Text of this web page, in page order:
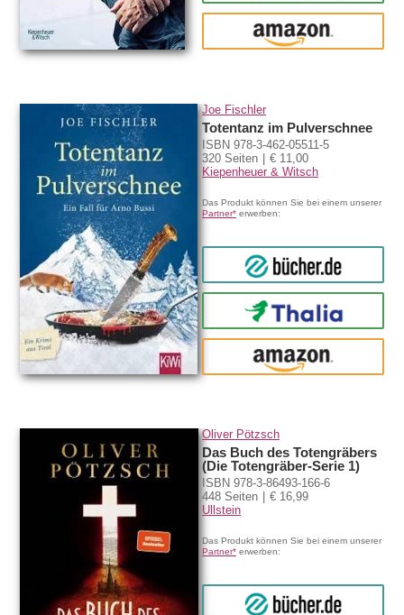
amazon
Joe Fischler
Totentanz im Pulverschnee
ISBN 978-3-462-05511-5
320 Seiten
€ 11,00
Kiepenheuer & Witsch
Das Produkt können Sie bei einem unserer
Partner* erwerben:
bücher.de
Thalia
amazon
Oliver Pötzsch
Das Buch des Totengräbers
(Die Totengräber-Serie 1)
ISBN 978-3-86493-166-6
448 Seiten
€ 16,99
Ullstein
Das Produkt können Sie bei einem unserer
Partner* erwerben:
bücher.de